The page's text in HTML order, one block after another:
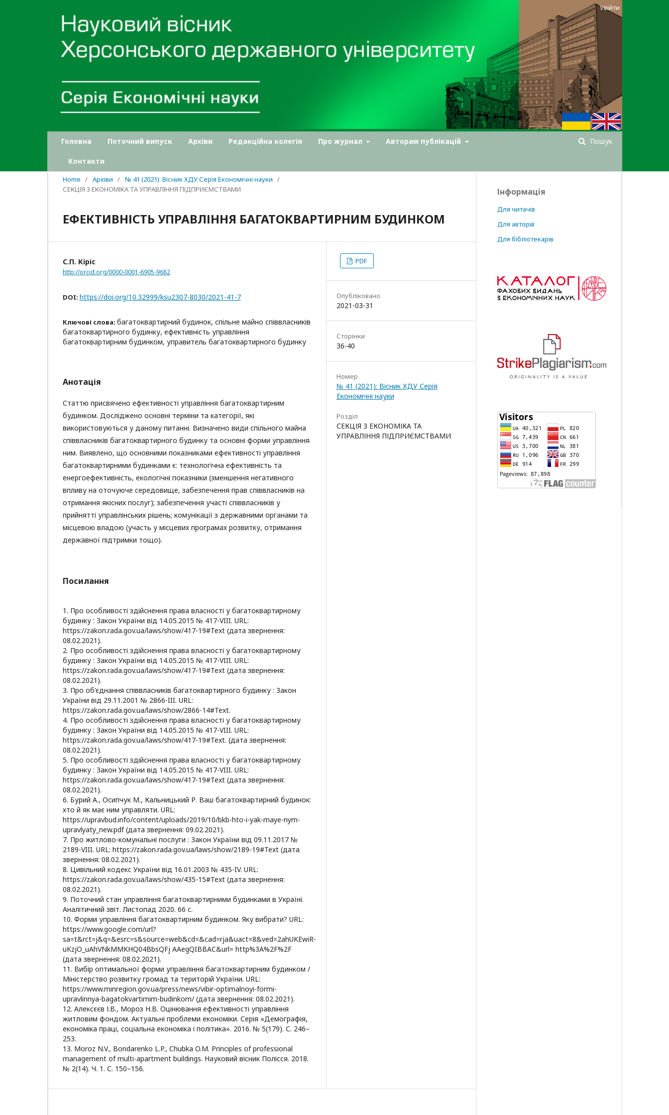
Головна Поточний випуск Архіви Редакційна колегія Про журнал Авторам публікацій
Контакти
Пошук
Увійти
Home / Архіви / № 41 (2021): Вісник ХДУ Серія Економічні науки /
СЕКЦІЯ 3 ЕКОНОМІКА ТА УПРАВЛІННЯ ПІДПРИЄМСТВАМИ
ЕФЕКТИВНІСТЬ УПРАВЛІННЯ БАГАТОКВАРТИРНИМ БУДИНКОМ
С.П. Кіріс
http://orcid.org/0000-0001-6905-9682
DOI: https://doi.org/10.32999/ksu2307-8030/2021-41-7
Ключові слова: багатоквартирний будинок, спільне майно співвласників
багатоквартирного будинку, ефективність управління
багатоквартирним будинком, управитель багатоквартирного будинку
Анотація
Статтю присвячено ефективності управління багатоквартирним
будинком. Досліджено основні терміни та категорії, які
використовуються у даному питанні. Визначено види спільного майна
співвласників багатоквартирного будинку та основні форми управління
ним. Виявлено, що основними показниками ефективності управління
багатоквартирними будинками є: технологічна ефективність та
енергоефективність, екологічні показники (зменшення негативного
впливу на оточуюче середовище, забезпечення прав співвласників на
отримання якісних послуг); забезпечення участі співвласників у
прийнятті управлінських рішень; комунікації з державними органами та
місцевою владою (участь у місцевих програмах розвитку, отримання
державної підтримки тощо).
Посилання
1. Про особливості здійснення права власності у багатоквартирному
будинку : Закон України від 14.05.2015 № 417-VIII. URL:
https://zakon.rada.gov.ua/laws/show/417-19#Text (дата звернення:
08.02.2021).
2. Про особливості здійснення права власності у багатоквартирному
будинку : Закон України від 14.05.2015 № 417-VIII. URL:
https://zakon.rada.gov.ua/laws/show/417-19#Text (дата звернення:
08.02.2021).
3. Про об’єднання співвласників багатоквартирного будинку : Закон
України від 29.11.2001 № 2866-III. URL:
https://zakon.rada.gov.ua/laws/show/2866-14#Text.
4. Про особливості здійснення права власності у багатоквартирному
будинку : Закон України від 14.05.2015 № 417-VIII. URL:
https://zakon.rada.gov.ua/laws/show/417-19#Text. (дата звернення:
08.02.2021).
5. Про особливості здійснення права власності у багатоквартирному
будинку : Закон України від 14.05.2015 № 417-VIII. URL:
https://zakon.rada.gov.ua/laws/show/417-19#Text (дата звернення:
08.02.2021).
6. Бурий А., Осипчук М., Кальницький Р. Ваш багатоквартирний будинок:
хто й як має ним управляти. URL:
https://upravbud.info/content/uploads/2019/10/bkb-hto-i-yak-maye-nym-
upravlyaty_new.pdf (дата звернення: 09.02.2021).
7. Про житлово-комунальні послуги : Закон України від 09.11.2017 №
2189-VIII. URL: https://zakon.rada.gov.ua/laws/show/2189-19#Text (дата
звернення: 08.02.2021).
8. Цивільний кодекс України від 16.01.2003 № 435-IV. URL:
https://zakon.rada.gov.ua/laws/show/435-15#Text (дата звернення:
08.02.2021).
9. Поточний стан управління багатоквартирними будинками в Україні.
Аналітичний звіт. Листопад 2020. 66 с.
10. Форми управління багатоквартирним будинком. Яку вибрати? URL:
https://www.google.com/url?
sa=t&rct=j&q=&esrc=s&source=web&cd=&cad=rja&uact=8&ved=2ahUKEwiR-
uKzjO_uAhVNkMMKHQ04BbsQFj AAegQIBBAC&url= http%3A%2F%2F
(дата звернення: 08.02.2021).
11. Вибір оптимальної форми управління багатоквартирним будинком /
Міністерство розвитку громад та територій України. URL:
https://www.minregion.gov.ua/press/news/vibir-optimalnoyi-formi-
upravlinnya-bagatokvartirnim-budinkom/ (дата звернення: 08.02.2021).
12. Алексєєв І.В., Мороз Н.В. Оцінювання ефективності управління
житловим фондом. Актуальні проблеми економіки. Серія «Демографія,
економіка праці, соціальна економіка і політика». 2016. № 5(179). С. 246–
253.
13. Moroz N.V., Bondarenko L.P., Chubka O.M. Principles of professional
management of multi-apartment buildings. Науковий вісник Полісся. 2018.
№ 2(14). Ч. 1. С. 150–156.
PDF
Опубліковано
2021-03-31
Сторінки
36-40
Номер
№ 41 (2021): Вісник ХДУ Серія
Економічні науки
Розділ
СЕКЦІЯ 3 ЕКОНОМІКА ТА
УПРАВЛІННЯ ПІДПРИЄМСТВАМИ
Інформація
Для читачів
Для авторів
Для бібліотекарів